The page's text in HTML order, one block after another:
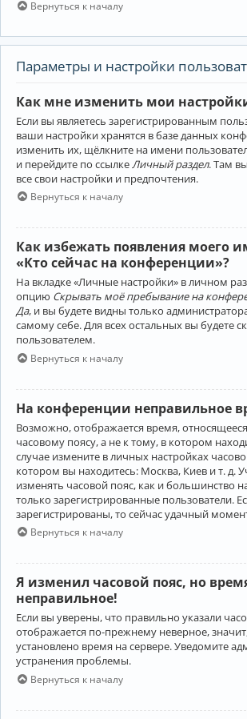
Вернуться к началу
Параметры и настройки
Как мне изменить мои
Если вы являетесь зарегистрированным
ваши настройки хранятся в базе данных
изменить их, щёлкните на имени
и перейдите по ссылке Личный раздел. Там
все свои настройки и предпочтения.
Вернуться к началу
Как избежать появления моего
«Кто сейчас на конференции»?
На вкладке «Личные настройки» в личном
опцию Скрывать моё пребывание на
Да, и вы будете видны только
самому себе. Для всех остальных вы будете
пользователем.
Вернуться к началу
На конференции неправильное
Возможно, отображается время,
часовому поясу, а не к тому, в котором
случае измените в личных настройках
котором вы находитесь: Москва, Киев и т. д.
изменять часовой пояс, как и большинство
только зарегистрированные пользователи.
зарегистрированы, то сейчас удачный
Вернуться к началу
Я изменил часовой пояс, но
неправильное!
Если вы уверены, что правильно указали
отображается по-прежнему неверное,
установлено время на сервере. Уведомите
устранения проблемы.
Вернуться к началу